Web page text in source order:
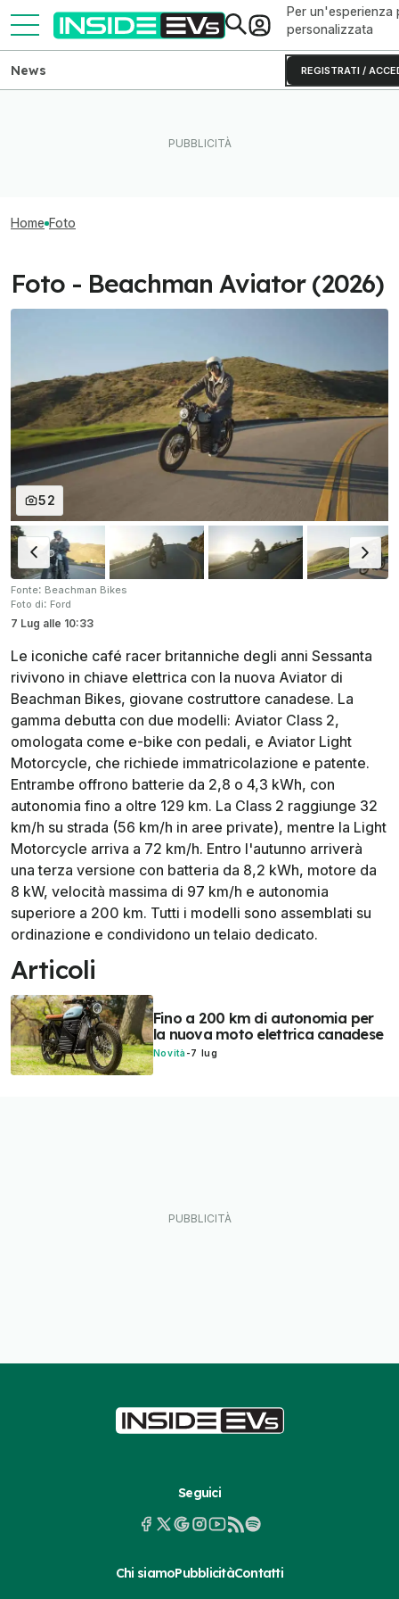
Per un'esperienza
personalizzata
REGISTRATI /
News
Home Foto
Foto - Beachman Aviator (2026)
52
Fonte: Beachman Bikes
Foto di: Ford
7 Lug alle 10:33
Le iconiche café racer britanniche degli anni Sessanta
rivivono in chiave elettrica con la nuova Aviator di
Beachman Bikes, giovane costruttore canadese. La
gamma debutta con due modelli: Aviator Class 2,
omologata come e-bike con pedali, e Aviator Light
Motorcycle, che richiede immatricolazione e patente.
Entrambe offrono batterie da 2,8 o 4,3 kWh, con
autonomia fino a oltre 129 km. La Class 2 raggiunge 32
km/h su strada (56 km/h in aree private), mentre la Light
Motorcycle arriva a 72 km/h. Entro l'autunno arriverà
una terza versione con batteria da 8,2 kWh, motore da
8 kW, velocità massima di 97 km/h e autonomia
superiore a 200 km. Tutti i modelli sono assemblati su
ordinazione e condividono un telaio dedicato.
Articoli
Fino a 200 km di autonomia per
la nuova moto elettrica canadese
Novità -7 lug
Seguici
Chi siamoPubblicitàContatti